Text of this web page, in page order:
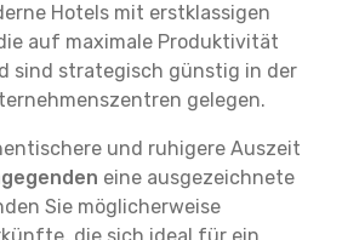
Hotels mit erstklassigen
auf maximale Produktivität
sind strategisch günstig in der
gelegen.
und ruhigere Auszeit
eine ausgezeichnete
Sie möglicherweise